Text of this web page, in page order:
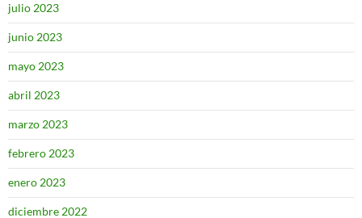
julio 2023
junio 2023
mayo 2023
abril 2023
marzo 2023
febrero 2023
enero 2023
diciembre 2022